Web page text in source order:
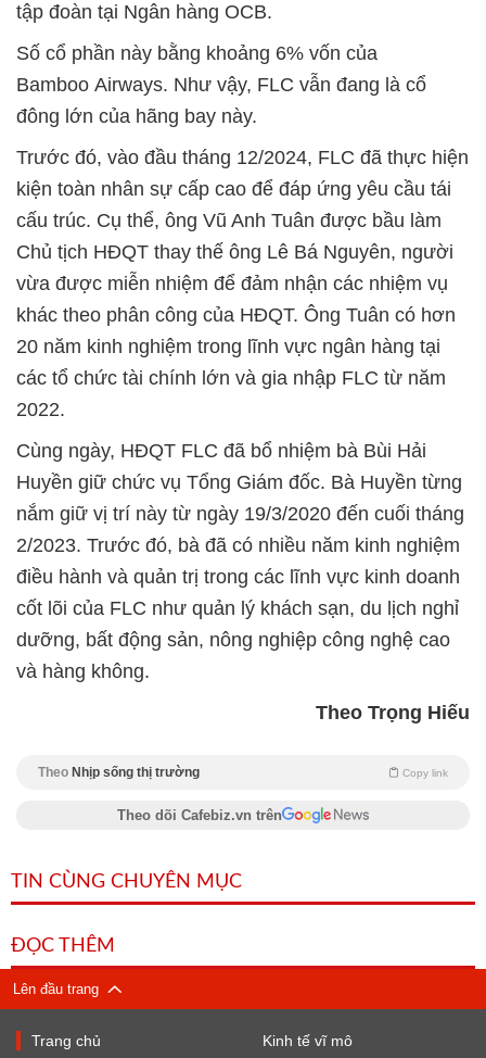
tập đoàn tại Ngân hàng OCB.
Số cổ phần này bằng khoảng 6% vốn của
Bamboo Airways. Như vậy, FLC vẫn đang là cổ
đông lớn của hãng bay này.
Trước đó, vào đầu tháng 12/2024, FLC đã thực hiện
kiện toàn nhân sự cấp cao để đáp ứng yêu cầu tái
cấu trúc. Cụ thể, ông Vũ Anh Tuân được bầu làm
Chủ tịch HĐQT thay thế ông Lê Bá Nguyên, người
vừa được miễn nhiệm để đảm nhận các nhiệm vụ
khác theo phân công của HĐQT. Ông Tuân có hơn
20 năm kinh nghiệm trong lĩnh vực ngân hàng tại
các tổ chức tài chính lớn và gia nhập FLC từ năm
2022.
Cùng ngày, HĐQT FLC đã bổ nhiệm bà Bùi Hải
Huyền giữ chức vụ Tổng Giám đốc. Bà Huyền từng
nắm giữ vị trí này từ ngày 19/3/2020 đến cuối tháng
2/2023. Trước đó, bà đã có nhiều năm kinh nghiệm
điều hành và quản trị trong các lĩnh vực kinh doanh
cốt lõi của FLC như quản lý khách sạn, du lịch nghỉ
dưỡng, bất động sản, nông nghiệp công nghệ cao
và hàng không.
Theo Trọng Hiếu
Theo Nhịp sống thị trường Copy link
Theo dõi Cafebiz.vn trên
TIN CÙNG CHUYÊN MỤC
ĐỌC THÊM
Lên đầu trang
Trang chủ Kinh tế vĩ mô